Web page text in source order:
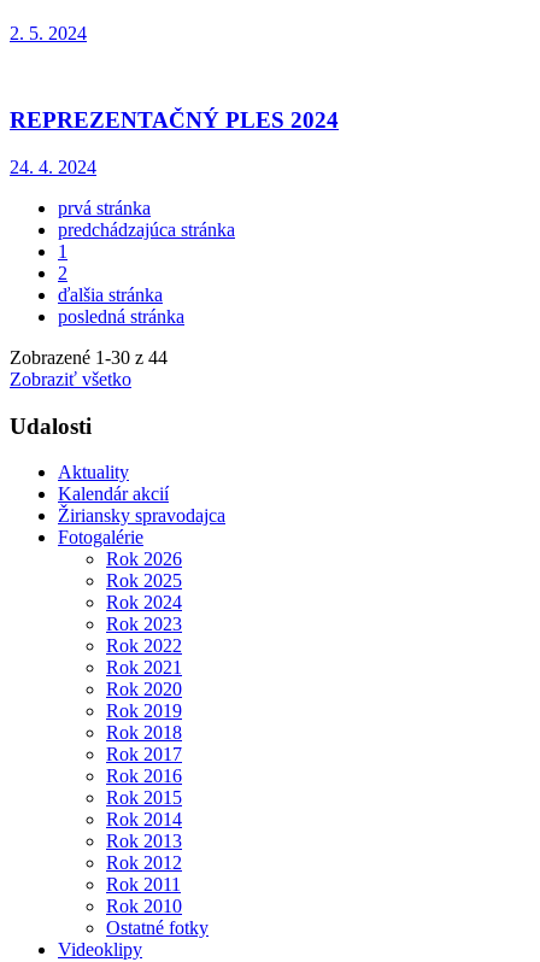
2. 5. 2024
REPREZENTAČNÝ PLES 2024
24. 4. 2024
prvá stránka
predchádzajúca stránka
1
2
ďalšia stránka
posledná stránka
Zobrazené 1-30 z 44
Zobraziť všetko
Udalosti
Aktuality
Kalendár akcií
Žiriansky spravodajca
Fotogalérie
Rok 2026
Rok 2025
Rok 2024
Rok 2023
Rok 2022
Rok 2021
Rok 2020
Rok 2019
Rok 2018
Rok 2017
Rok 2016
Rok 2015
Rok 2014
Rok 2013
Rok 2012
Rok 2011
Rok 2010
Ostatné fotky
Videoklipy